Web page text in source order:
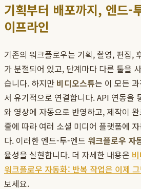
기획부터 배포까지, 엔드-
이프라인
기존의 워크플로우는 기획, 촬영, 편집,
가 분절되어 있고, 단계마다 다른 툴을
습니다. 하지만 비디오스튜는 이 모든
서 유기적으로 연결합니다. API 연동을
와 영상에 자동으로 반영하고, 제작이
줄에 따라 여러 소셜 미디어 플랫폼에
다. 이러한 엔드-투-엔드 워크플로우 자
율성을 실현합니다. 더 자세한 내용은
워크플로우 자동화: 반복 작업은 이제
보세요.